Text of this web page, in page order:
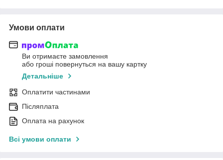
Умови оплати
Ви отримаєте замовлення
або гроші повернуться на вашу картку
Детальніше
Оплатити частинами
Післяплата
Оплата на рахунок
Всі умови оплати